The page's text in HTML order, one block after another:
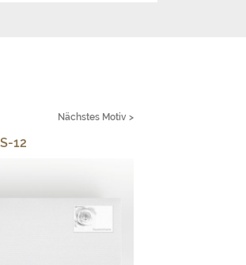
Nächstes Motiv >
12